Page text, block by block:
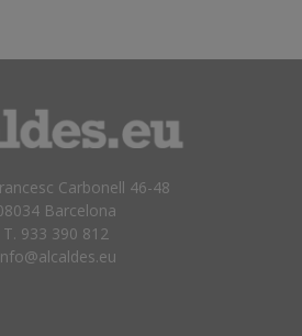
Carbonell 46-48
Barcelona
T. 933 390 812